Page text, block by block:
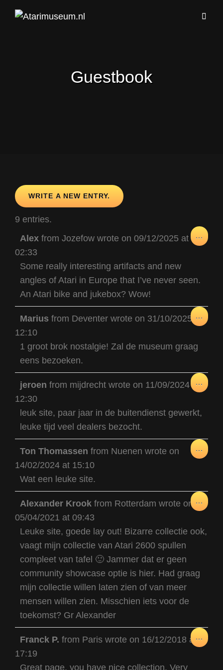
Guestbook
9 entries.
Alex from Jozefow wrote on 09/12/2025 at
02:33
Some really interesting artifacts and new
angles of Atari in Europe that I’ve never seen.
An Atari bike and jukebox? Wow!
...
THIS
Marius from Deventer wrote on 31/10/2025 at
12:10
1 groot brok nostalgie! Zal de museum graag
eens bezoeken.
...
THIS
jeroen from mijdrecht wrote on 11/09/2024
at
12:30
leuk site, paar jaar in de buitendienst gewerkt,
leuke tijd veel dealers bezocht.
...
THIS
Ton Thomassen from Nuenen wrote on
14/02/2024 at 15:10
Wat een leuke site.
...
THIS
Alexander Krook from Rotterdam wrote on
05/04/2021 at 09:43
Leuke site, goede lay out! Bizarre collectie ook,
vaagt mijn collectie van Atari 2600 spullen
compleet van tafel 🙂 Jammer dat er geen
community showcase optie is hier. Had graag
mijn collectie willen laten zien of van meer
mensen willen zien. Misschien iets voor de
toekomst? Gr Alexander
...
THIS
Franck P. from Paris wrote on 16/12/2018 at
17:19
Great page, you have nice collection. Very
...
THIS